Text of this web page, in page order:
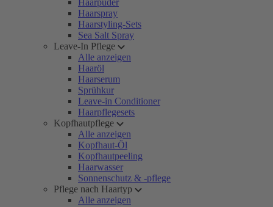
Haarpuder
Haarspray
Haarstyling-Sets
Sea Salt Spray
Leave-In Pflege
Alle anzeigen
Haaröl
Haarserum
Sprühkur
Leave-in Conditioner
Haarpflegesets
Kopfhautpflege
Alle anzeigen
Kopfhaut-Öl
Kopfhautpeeling
Haarwasser
Sonnenschutz & -pflege
Pflege nach Haartyp
Alle anzeigen